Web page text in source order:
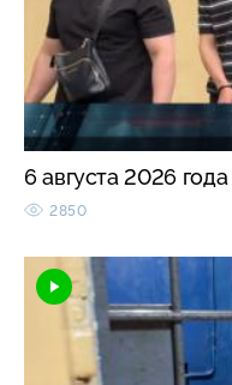
6 августа 2026 года
2850